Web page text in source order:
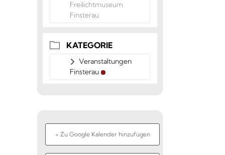
Freilichtmuseum
Finsterau
KATEGORIE
Veranstaltungen
Finsterau
+ Zu Google Kalender hinzufügen